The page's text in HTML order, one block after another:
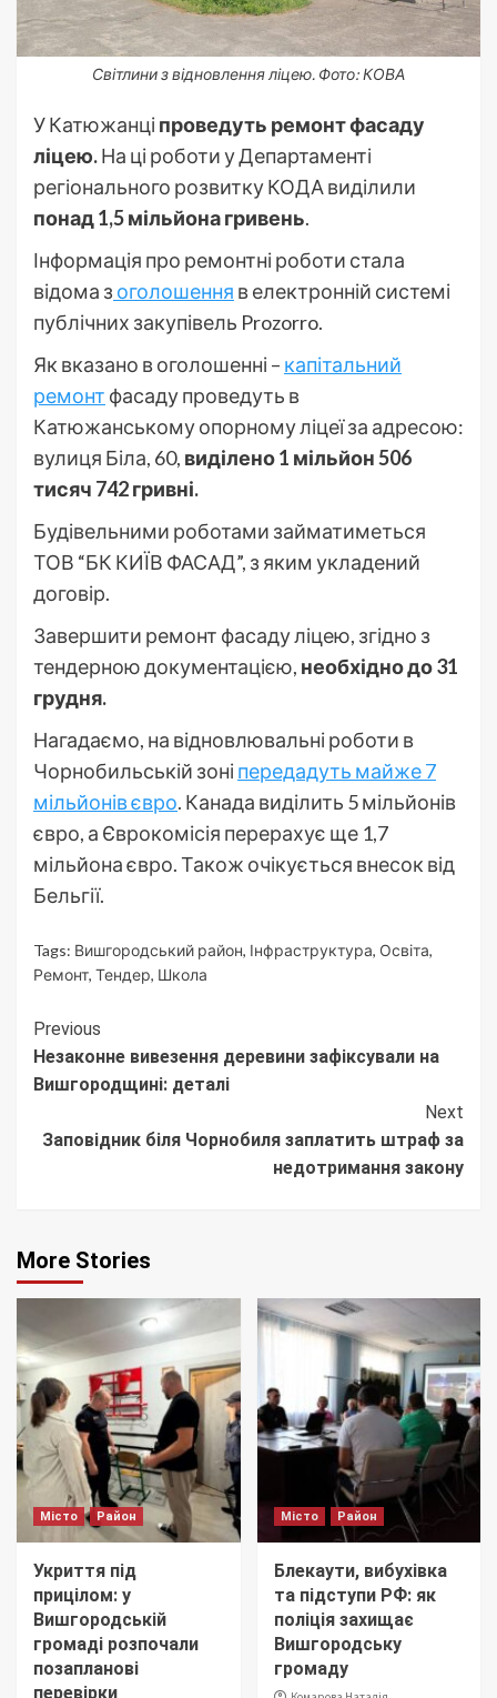
Світлини з відновлення ліцею. Фото: КОВА
У Катюжанці проведуть ремонт фасаду
ліцею.На ці роботи у Департаменті
регіонального розвитку КОДА виділили
понад 1,5 мільйона гривень.
Інформація про ремонтні роботи стала
відома з оголошення в електронній системі
публічних закупівель Prozorro.
Як вказано в оголошенні – капітальний
ремонт фасаду проведуть в
Катюжанському опорному ліцеї за адресою:
вулиця Біла, 60, виділено 1 мільйон 506
тисяч 742 гривні.
Будівельними роботами займатиметься
ТОВ “БК КИЇВ ФАСАД”, з яким укладений
договір.
Завершити ремонт фасаду ліцею, згідно з
тендерною документацією, необхідно до 31
грудня.
Нагадаємо, на відновлювальні роботи в
Чорнобильській зоні передадуть майже 7
мільйонів євро. Канада виділить 5 мільйонів
євро, а Єврокомісія перерахує ще 1,7
мільйона євро. Також очікується внесок від
Бельгії.
Tags: Вишгородський район, Інфраструктура, Освіта,
Ремонт, Тендер, Школа
Continue
Reading
Previous
Незаконне вивезення деревини зафіксували на
Вишгородщині: деталі
Next
Заповідник біля Чорнобиля заплатить штраф за
недотримання закону
More Stories
Місто Район
Укриття під
прицілом: у
Вишгородській
громаді розпочали
позапланові
перевірки
Місто Район
Блекаути, вибухівка
та підступи РФ: як
поліція захищає
Вишгородську
громаду